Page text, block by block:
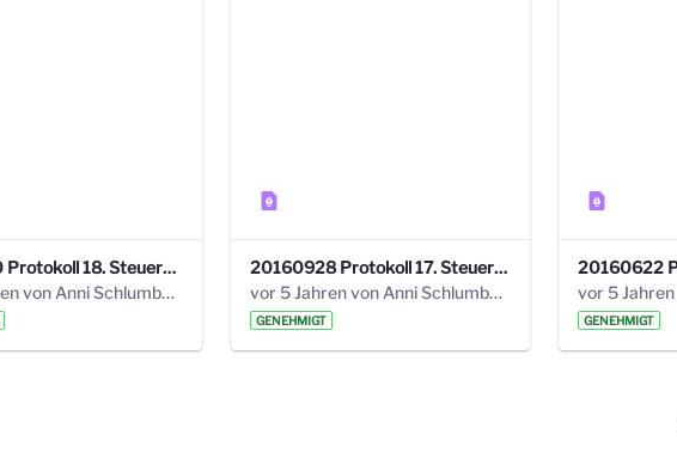
20161130 Protokoll 18. Steuerungskreis.pdf
vor 5 Jahren von Anni Schlumberger
20160928 Protokoll 17. Steuerungskreis.pdf
vor 5 Jahren von Anni Schlumberger
GENEHMIGT GENEHMIGT